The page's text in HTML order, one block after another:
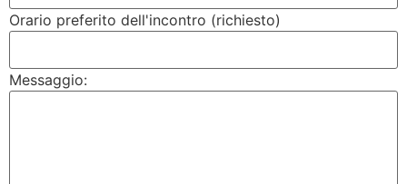
Orario preferito dell'incontro (richiesto)
Messaggio: